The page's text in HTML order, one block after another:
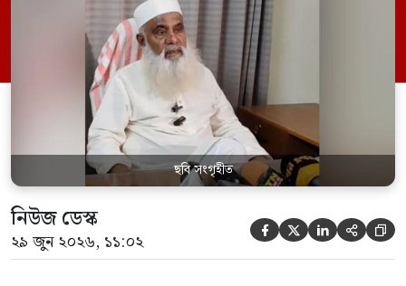
পর্যন্ত তিনি সংসদে যাননি। মনিরুল হক চৌধুরী
বলেন, ‘আমাকে সংসদে অপমান করা হয়েছে।
স্পিকার ফোন […]
ছবি সংগৃহীত
নিউজ ডেস্ক
২৯ জুন ২০২৬, ১১:০২     